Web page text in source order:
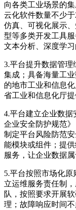
向各类工业场景的
云化软件数量不少
仿真、可视化展示
型等多类开发工具
文本分析、深度学习
3.平台提升数据管
集成；具备海量工
的地市工业和信息
省工业和信息化厅
4.平台建立企业数
企业安全防护规范
制定平台风险防范
能模块或组件；提
服务，让企业数据属
5.平台按照市场化
立运维服务责任制
队，按照要求开展
理；故障响应时间